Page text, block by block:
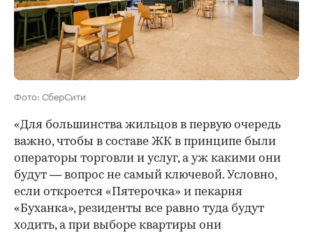
Фото: СберСити
«Для большинства жильцов в первую очередь
важно, чтобы в составе ЖК в принципе были
операторы торговли и услуг, а уж какими они
будут — вопрос не самый ключевой. Условно,
если откроется «Пятерочка» и пекарня
«Буханка», резиденты все равно туда будут
ходить, а при выборе квартиры они